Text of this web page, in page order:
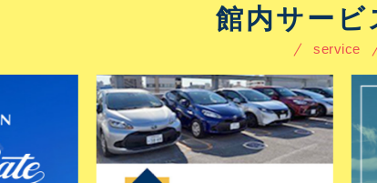
館内サービ
service